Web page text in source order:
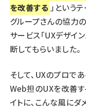
を改善する 」という
グループさんの協力
サービス「UXデザイ
断してもらいました。
そして、UXのプロで
Web担のUXを改善
イトに、こんな風に